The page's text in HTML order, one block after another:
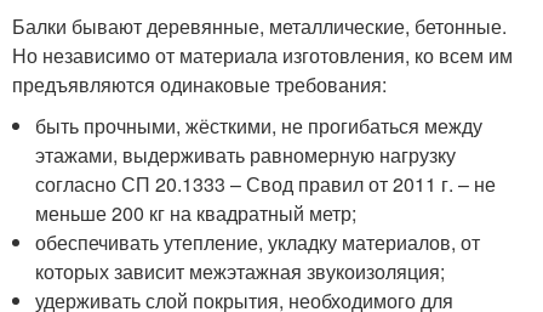
Балки бывают деревянные, металлические, бетонные.
Но независимо от материала изготовления, ко всем им
предъявляются одинаковые требования:
быть прочными, жёсткими, не прогибаться между
этажами, выдерживать равномерную нагрузку
согласно СП 20.1333 – Свод правил от 2011 г. – не
меньше 200 кг на квадратный метр;
обеспечивать утепление, укладку материалов, от
которых зависит межэтажная звукоизоляция;
удерживать слой покрытия, необходимого для